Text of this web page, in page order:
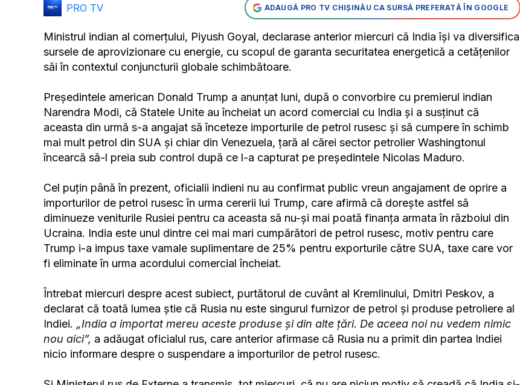
PRO TV ADAUGĂ PRO TV CHIȘINĂU CA SURSĂ PREFERATĂ ÎN GOOGLE
Ministrul indian al comerțului, Piyush Goyal, declarase anterior miercuri că India își va diversifica
sursele de aprovizionare cu energie, cu scopul de garanta securitatea energetică a cetățenilor
săi în contextul conjuncturii globale schimbătoare.
Președintele american Donald Trump a anunțat luni, după o convorbire cu premierul indian
Narendra Modi, că Statele Unite au încheiat un acord comercial cu India și a susținut că
aceasta din urmă s-a angajat să înceteze importurile de petrol rusesc și să cumpere în schimb
mai mult petrol din SUA și chiar din Venezuela, țară al cărei sector petrolier Washingtonul
încearcă să-l preia sub control după ce l-a capturat pe președintele Nicolas Maduro.
Cel puțin până în prezent, oficialii indieni nu au confirmat public vreun angajament de oprire a
importurilor de petrol rusesc în urma cererii lui Trump, care afirmă că dorește astfel să
diminueze veniturile Rusiei pentru ca aceasta să nu-și mai poată finanța armata în războiul din
Ucraina. India este unul dintre cei mai mari cumpărători de petrol rusesc, motiv pentru care
Trump i-a impus taxe vamale suplimentare de 25% pentru exporturile către SUA, taxe care vor
fi eliminate în urma acordului comercial încheiat.
Întrebat miercuri despre acest subiect, purtătorul de cuvânt al Kremlinului, Dmitri Peskov, a
declarat că toată lumea știe că Rusia nu este singurul furnizor de petrol și produse petroliere al
Indiei. „India a importat mereu aceste produse și din alte țări. De aceea noi nu vedem nimic
nou aici”, a adăugat oficialul rus, care anterior afirmase că Rusia nu a primit din partea Indiei
nicio informare despre o suspendare a importurilor de petrol rusesc.